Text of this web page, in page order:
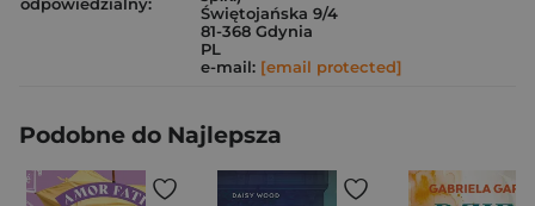
odpowiedzialny:
Świętojańska 9/4
81-368 Gdynia
PL
e-mail: [email protected]
Podobne do Najlepsza